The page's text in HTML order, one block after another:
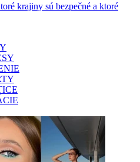
krajiny sú bezpečné a ktoré